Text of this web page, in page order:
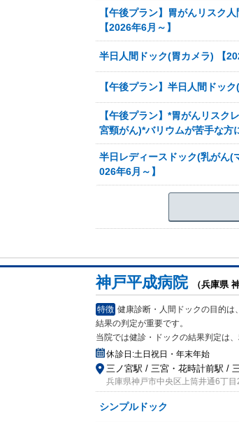
【午後プラン】胃がんリス
【2026年6月～】
半日人間ドック(胃カメラ) 【
【午後プラン】半日人間ドッ
【午後プラン】*胃がんリスク
宮頸がん)*バリウムが苦手な方
半日レディースドック(乳がん(
026年6月～】
神戸平成病院 （兵庫県
特徴 健康診断・人間ドックの目的は
結果の判定が重要です。
当院では健診・ドックの結果判定は
休診日:土日祝日・年末年始
三ノ宮駅 / 三宮・花時計前駅 /
兵庫県神戸市中央区上筒井通6丁
シンプルドック